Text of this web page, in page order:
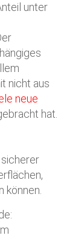
unter
nicht aus
neue
hat.